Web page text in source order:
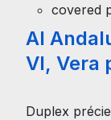
covered
Al
VI, Vera
Duplex